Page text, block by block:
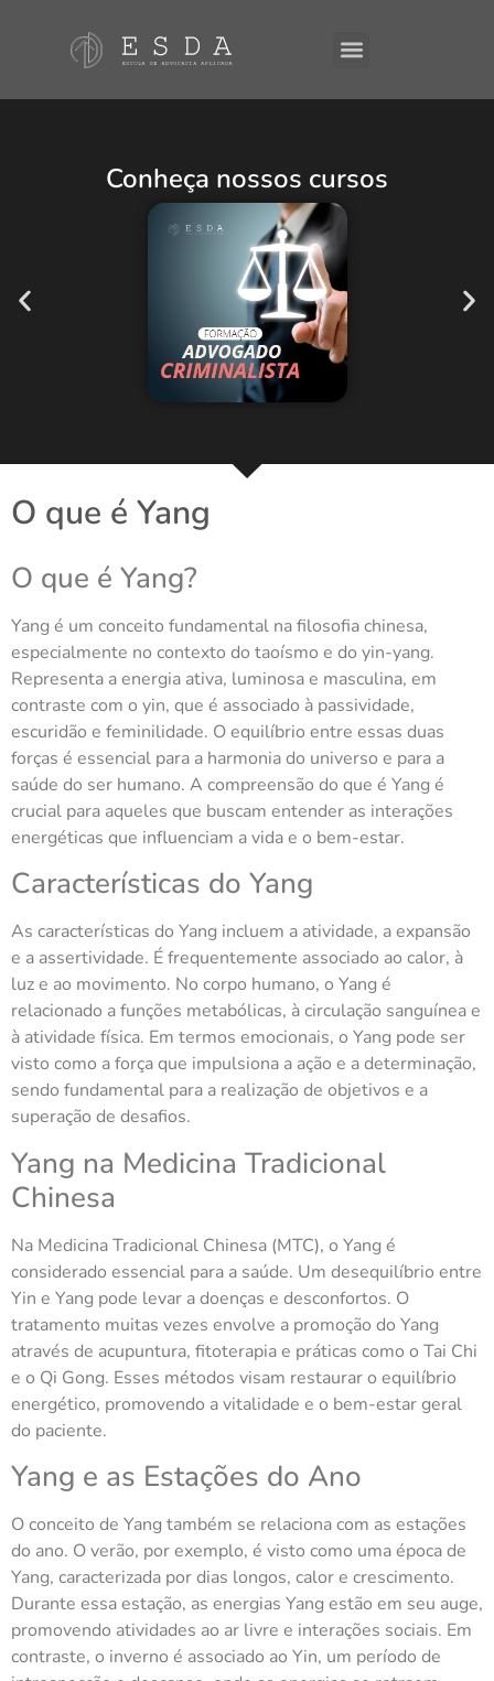
Conheça nossos cursos
O que é Yang
O que é Yang?
Yang é um conceito fundamental na filosofia chinesa,
especialmente no contexto do taoísmo e do yin-yang.
Representa a energia ativa, luminosa e masculina, em
contraste com o yin, que é associado à passividade,
escuridão e feminilidade. O equilíbrio entre essas duas
forças é essencial para a harmonia do universo e para a
saúde do ser humano. A compreensão do que é Yang é
crucial para aqueles que buscam entender as interações
energéticas que influenciam a vida e o bem-estar.
Características do Yang
As características do Yang incluem a atividade, a expansão
e a assertividade. É frequentemente associado ao calor, à
luz e ao movimento. No corpo humano, o Yang é
relacionado a funções metabólicas, à circulação sanguínea e
à atividade física. Em termos emocionais, o Yang pode ser
visto como a força que impulsiona a ação e a determinação,
sendo fundamental para a realização de objetivos e a
superação de desafios.
Yang na Medicina Tradicional
Chinesa
Na Medicina Tradicional Chinesa (MTC), o Yang é
considerado essencial para a saúde. Um desequilíbrio entre
Yin e Yang pode levar a doenças e desconfortos. O
tratamento muitas vezes envolve a promoção do Yang
através de acupuntura, fitoterapia e práticas como o Tai Chi
e o Qi Gong. Esses métodos visam restaurar o equilíbrio
energético, promovendo a vitalidade e o bem-estar geral
do paciente.
Yang e as Estações do Ano
O conceito de Yang também se relaciona com as estações
do ano. O verão, por exemplo, é visto como uma época de
Yang, caracterizada por dias longos, calor e crescimento.
Durante essa estação, as energias Yang estão em seu auge,
promovendo atividades ao ar livre e interações sociais. Em
contraste, o inverno é associado ao Yin, um período de